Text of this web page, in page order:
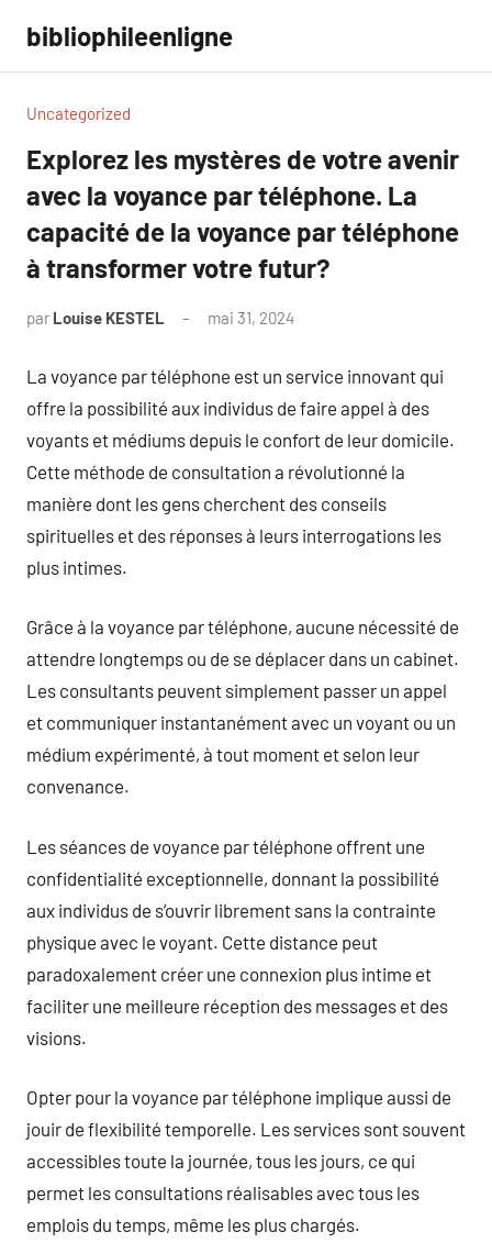
contenu
bibliophileenligne
Uncategorized
Explorez les mystères de votre avenir
avec la voyance par téléphone. La
capacité de la voyance par téléphone
à transformer votre futur?
par Louise KESTEL mai 31, 2024
La voyance par téléphone est un service innovant qui
offre la possibilité aux individus de faire appel à des
voyants et médiums depuis le confort de leur domicile.
Cette méthode de consultation a révolutionné la
manière dont les gens cherchent des conseils
spirituelles et des réponses à leurs interrogations les
plus intimes.
Grâce à la voyance par téléphone, aucune nécessité de
attendre longtemps ou de se déplacer dans un cabinet.
Les consultants peuvent simplement passer un appel
et communiquer instantanément avec un voyant ou un
médium expérimenté, à tout moment et selon leur
convenance.
Les séances de voyance par téléphone offrent une
confidentialité exceptionnelle, donnant la possibilité
aux individus de s’ouvrir librement sans la contrainte
physique avec le voyant. Cette distance peut
paradoxalement créer une connexion plus intime et
faciliter une meilleure réception des messages et des
visions.
Opter pour la voyance par téléphone implique aussi de
jouir de flexibilité temporelle. Les services sont souvent
accessibles toute la journée, tous les jours, ce qui
permet les consultations réalisables avec tous les
emplois du temps, même les plus chargés.